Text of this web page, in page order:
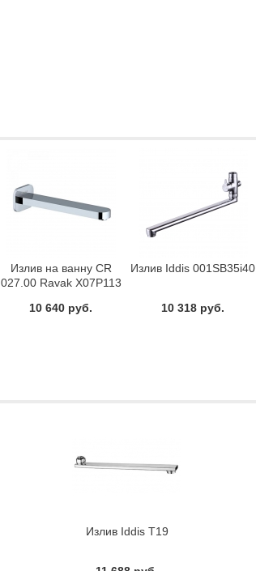
Излив на ванну CR
027.00 Ravak X07P113
10 640 руб.
Излив Iddis 001SB35i40
10 318 руб.
Излив Iddis Т19